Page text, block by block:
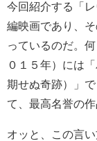
今回紹介する「
編映画であり、
っているのだ。
０１５年）には
期せぬ奇跡）」
て、最高名誉の
オッと、この言